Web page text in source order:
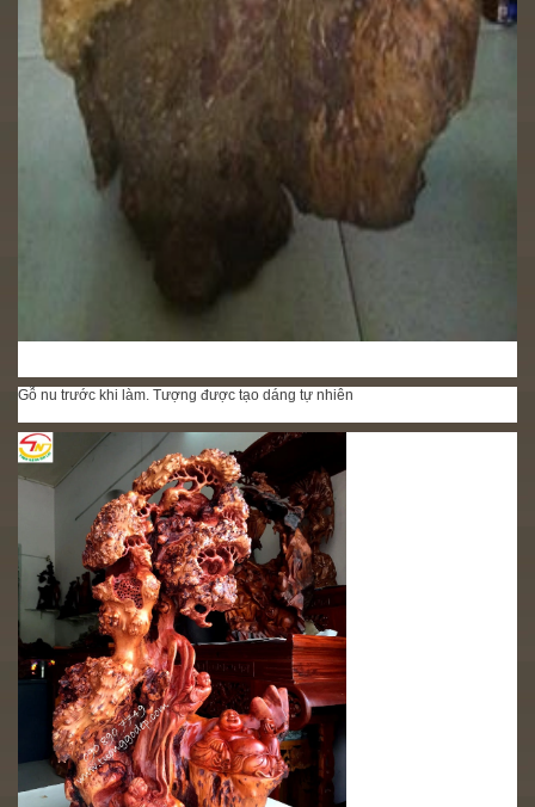
Gỗ nu trước khi làm. Tượng được tạo dáng tự nhiên